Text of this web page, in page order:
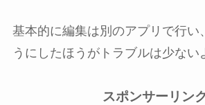
基本的に編集は別のアプリで行い
うにしたほうがトラブルは少ない
スポンサーリン